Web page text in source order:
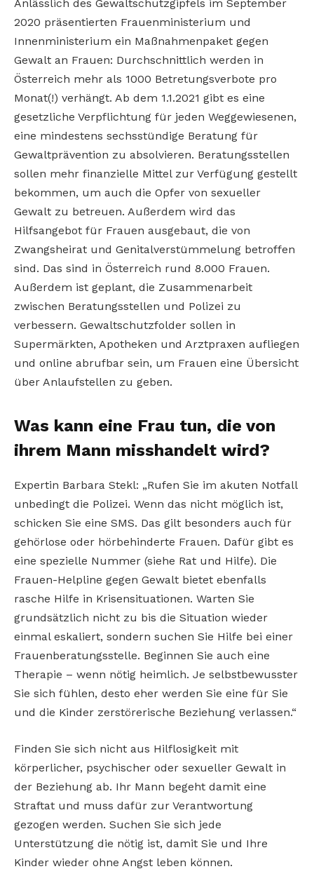
Anlässlich des Gewaltschutzgipfels im September
2020 präsentierten Frauenministerium und
Innenministerium ein Maßnahmenpaket gegen
Gewalt an Frauen: Durchschnittlich werden in
Österreich mehr als 1000 Betretungsverbote pro
Monat(!) verhängt. Ab dem 1.1.2021 gibt es eine
gesetzliche Verpflichtung für jeden Weggewiesenen,
eine mindestens sechsstündige Beratung für
Gewaltprävention zu absolvieren. Beratungsstellen
sollen mehr finanzielle Mittel zur Verfügung gestellt
bekommen, um auch die Opfer von sexueller
Gewalt zu betreuen. Außerdem wird das
Hilfsangebot für Frauen ausgebaut, die von
Zwangsheirat und Genitalverstümmelung betroffen
sind. Das sind in Österreich rund 8.000 Frauen.
Außerdem ist geplant, die Zusammenarbeit
zwischen Beratungsstellen und Polizei zu
verbessern. Gewaltschutzfolder sollen in
Supermärkten, Apotheken und Arztpraxen aufliegen
und online abrufbar sein, um Frauen eine Übersicht
über Anlaufstellen zu geben.
Was kann eine Frau tun, die von
ihrem Mann misshandelt wird?
Expertin Barbara Stekl: „Rufen Sie im akuten Notfall
unbedingt die Polizei. Wenn das nicht möglich ist,
schicken Sie eine SMS. Das gilt besonders auch für
gehörlose oder hörbehinderte Frauen. Dafür gibt es
eine spezielle Nummer (siehe Rat und Hilfe). Die
Frauen-Helpline gegen Gewalt bietet ebenfalls
rasche Hilfe in Krisensituationen. Warten Sie
grundsätzlich nicht zu bis die Situation wieder
einmal eskaliert, sondern suchen Sie Hilfe bei einer
Frauenberatungsstelle. Beginnen Sie auch eine
Therapie – wenn nötig heimlich. Je selbstbewusster
Sie sich fühlen, desto eher werden Sie eine für Sie
und die Kinder zerstörerische Beziehung verlassen.“
Finden Sie sich nicht aus Hilflosigkeit mit
körperlicher, psychischer oder sexueller Gewalt in
der Beziehung ab. Ihr Mann begeht damit eine
Straftat und muss dafür zur Verantwortung
gezogen werden. Suchen Sie sich jede
Unterstützung die nötig ist, damit Sie und Ihre
Kinder wieder ohne Angst leben können.